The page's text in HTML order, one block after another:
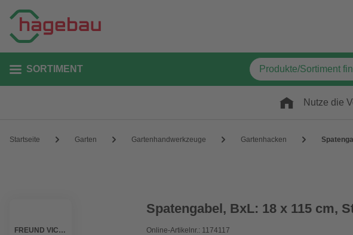
SORTIMENT
Nutze die
Startseite Garten Gartenhandwerkzeuge Gartenhacken
FREUND VICTORIA
Spatengabel, BxL: 18 x 115 cm,
Online-Artikelnr.: 1174117